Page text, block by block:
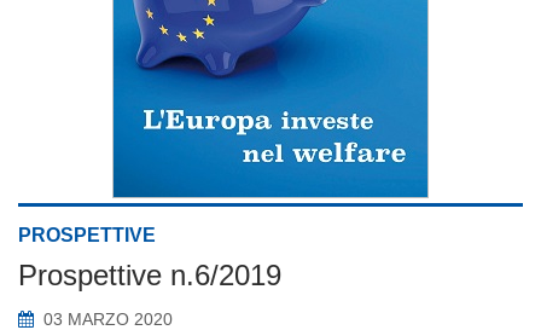
PROSPETTIVE
Prospettive n.6/2019
03 MARZO 2020